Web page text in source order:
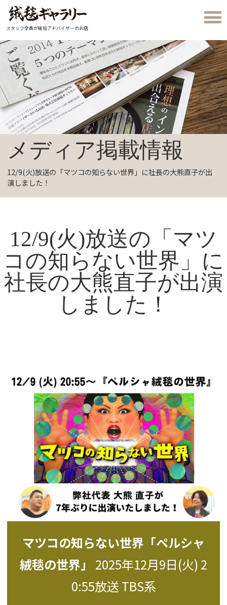
スタッフ全員が絨毯アドバイザーのお店
メディア掲載情報
12/9(火)放送の「マツコの知らない世界」に社長の大熊直子が出
演しました！
12/9(火)放送の「マツ
コの知らない世界」に
社長の大熊直子が出演
しました！
マツコの知らない世界「ペルシャ
絨毯の世界」 2025年12月9日(火) 2
0:55放送 TBS系